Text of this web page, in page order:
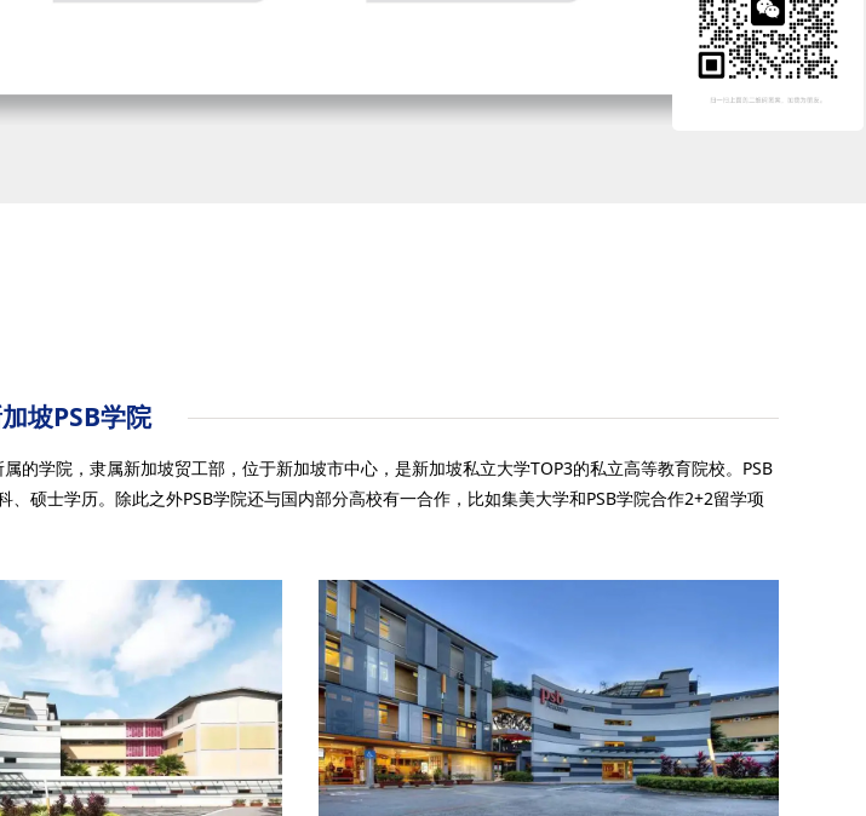
坡PSB学院
学院，隶属新加坡贸工部，位于新加坡市中心，是新加坡私立大学TOP3的私立高等教育院校。PSB
硕士学历。除此之外PSB学院还与国内部分高校有一合作，比如集美大学和PSB学院合作2+2留学项